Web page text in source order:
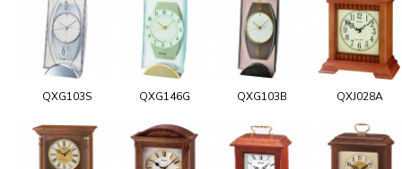
QXG103S QXG146G QXG103B QXJ028A